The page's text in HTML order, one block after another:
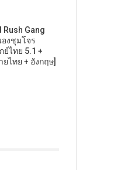
Rush Gang
งชุมโจร
ย์ไทย 5.1 +
ยไทย + อังกฤษ]